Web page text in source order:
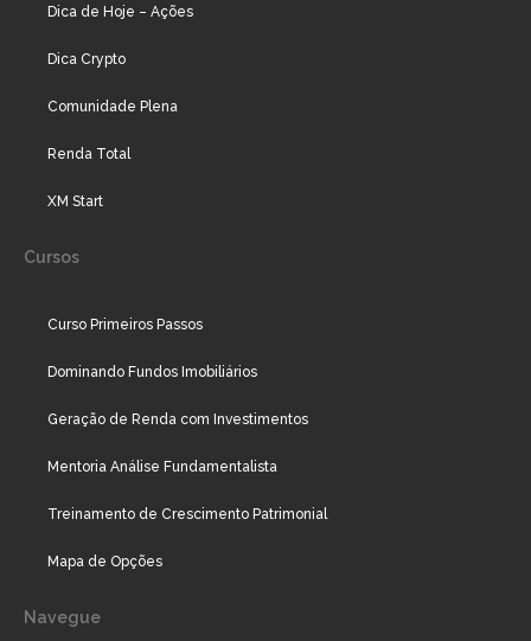
Dica de Hoje – Ações
Dica Crypto
Comunidade Plena
Renda Total
XM Start
Cursos
Curso Primeiros Passos
Dominando Fundos Imobiliários
Geração de Renda com Investimentos
Mentoria Análise Fundamentalista
Treinamento de Crescimento Patrimonial
Mapa de Opções
Navegue